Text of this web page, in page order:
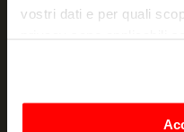
vostri dati e per quali
modificare o revocare il
momento dalla
sull'icona di attivazione
Promotions and